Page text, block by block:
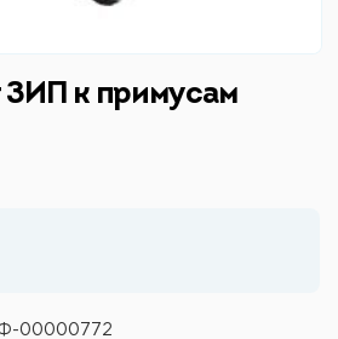
ЗИП к примусам
00000772